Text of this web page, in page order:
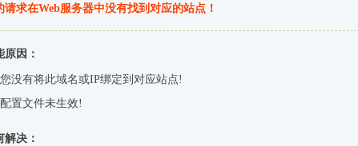
请求在Web服务器中没有找到对应的站点！
原因：
您没有将此域名或IP绑定到对应站点!
配置文件未生效!
解决：